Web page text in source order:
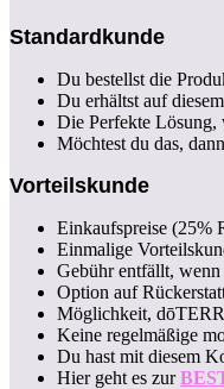
Standardkunde
Du bestellst die
Du erhältst auf
Die Perfekte
Möchtest du das,
Vorteilskunde
Einkaufspreise (25%
Einmalige
Gebühr entfällt, wenn
Option auf
Möglichkeit,
Keine regelmäßige
Du hast mit diesem
Hier geht es zur